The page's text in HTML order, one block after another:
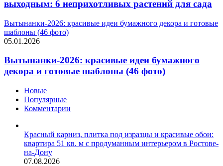
выходным: 6 неприхотливых растений для сада
Вытынанки-2026: красивые идеи бумажного декора и готовые
шаблоны (46 фото)
05.01.2026
Вытынанки-2026: красивые идеи бумажного
декора и готовые шаблоны (46 фото)
Новые
Популярные
Комментарии
Красный карниз, плитка под изразцы и красивые обои:
квартира 51 кв. м с продуманным интерьером в Ростове-
на-Дону
07.08.2026